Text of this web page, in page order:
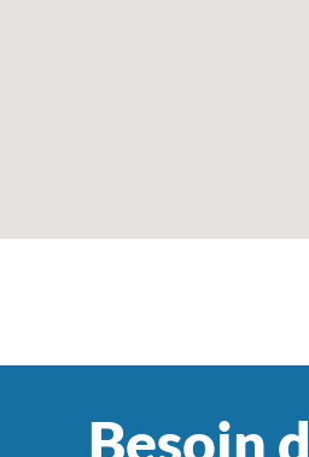
Besoin